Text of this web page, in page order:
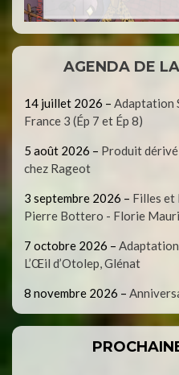
AGENDA DE
14 juillet 2026 – Adaptation
France 3 (Ép 7 et Ép 8)
5 août 2026 – Produit dérivé
chez Rageot
3 septembre 2026 – Filles et
Pierre Bottero - Florie
7 octobre 2026 –
L’Œil d’Otolep, Glénat
8 novembre 2026 –